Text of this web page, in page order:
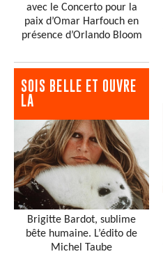
avec le Concerto pour la
paix d’Omar Harfouch en
présence d’Orlando Bloom
SOIS BELLE ET OUVRE
LA
Brigitte Bardot, sublime
bête humaine. L’édito de
Michel Taube